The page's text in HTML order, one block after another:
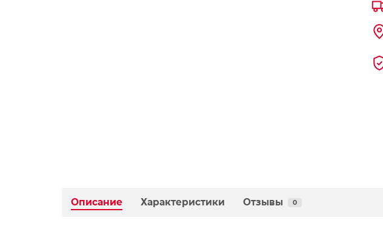
Описание Характеристики Отзывы 0